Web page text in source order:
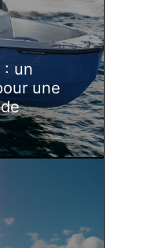
: un
une